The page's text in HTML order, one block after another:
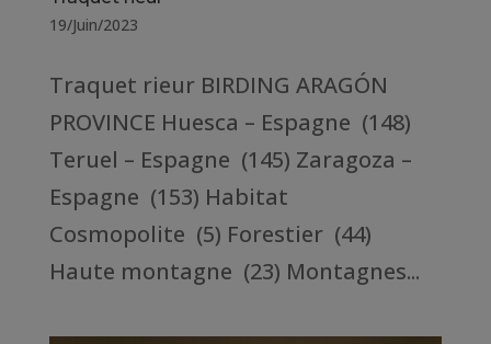
19/Juin/2023
Traquet rieur BIRDING ARAGÓN
PROVINCE Huesca – Espagne (148)
Teruel – Espagne (145) Zaragoza –
Espagne (153) Habitat
Cosmopolite (5) Forestier (44)
Haute montagne (23) Montagnes...